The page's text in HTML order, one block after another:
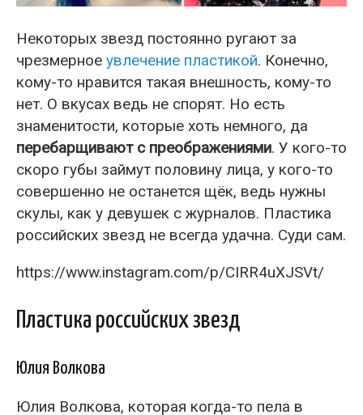
Некоторых звезд постоянно ругают за
чрезмерное увлечение пластикой. Конечно,
кому-то нравится такая внешность, кому-то
нет. О вкусах ведь не спорят. Но есть
знаменитости, которые хоть немного, да
перебарщивают с преображениями. У кого-то
скоро губы займут половину лица, у кого-то
совершенно не останется щёк, ведь нужны
скулы, как у девушек с журналов. Пластика
российских звезд не всегда удачна. Суди сам.
https://www.instagram.com/p/CIRR4uXJSVt/
Пластика российских звезд
Юлия Волкова
Юлия Волкова, которая когда-то пела в